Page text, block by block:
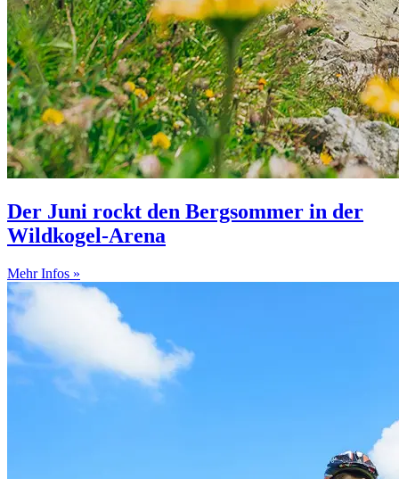
Der Juni rockt den Bergsommer in der
Wildkogel-Arena
Mehr Infos »